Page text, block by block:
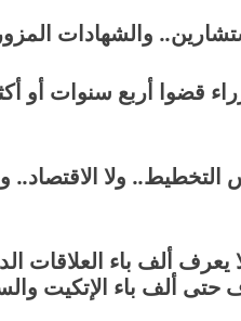
والشهادات
قضوا أربع سنوات أو
ولا الاقتصاد..
يعرف ألف باء العلاقات
حتى ألف باء الإتكيت